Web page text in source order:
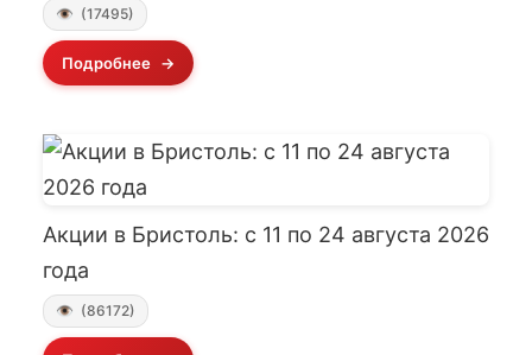
(17495)
Подробнее
Акции в Бристоль: с 11 по 24 августа 2026
года
(86172)